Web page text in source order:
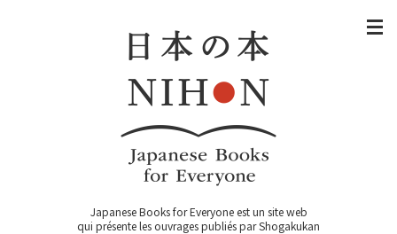
Japanese Books for Everyone est un site web
qui présente les ouvrages publiés par Shogakukan